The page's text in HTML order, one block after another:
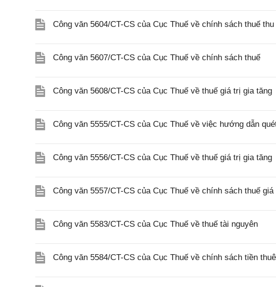
Công văn 5604/CT-CS của Cục Thuế về chính sách thuế
Công văn 5607/CT-CS của Cục Thuế về chính sách thuế
Công văn 5608/CT-CS của Cục Thuế về thuế giá trị gia tăng
Công văn 5555/CT-CS của Cục Thuế về việc hướng dẫn
Công văn 5556/CT-CS của Cục Thuế về thuế giá trị gia tăng
Công văn 5557/CT-CS của Cục Thuế về chính sách thuế
Công văn 5583/CT-CS của Cục Thuế về thuế tài nguyên
Công văn 5584/CT-CS của Cục Thuế về chính sách tiền